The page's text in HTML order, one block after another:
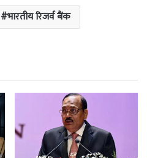
भारतीय रिजर्व बैंक